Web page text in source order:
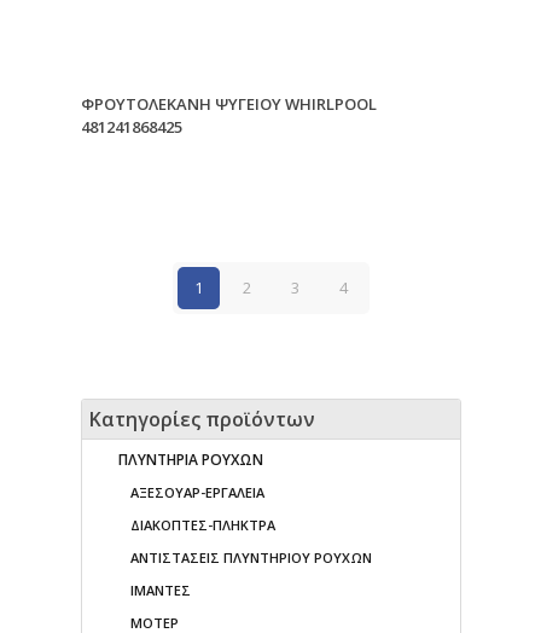
ΦΡΟΥΤΟΛΕΚΑΝΗ ΨΥΓΕΙΟΥ WHIRLPOOL
481241868425
1 2 3 4
Κατηγορίες προϊόντων
ΠΛΥΝΤΗΡΙΑ ΡΟΥΧΩΝ
ΑΞΕΣΟΥΑΡ-ΕΡΓΑΛΕΙΑ
ΔΙΑΚΟΠΤΕΣ-ΠΛΗΚΤΡΑ
ΑΝΤΙΣΤΑΣΕΙΣ ΠΛΥΝΤΗΡΙΟΥ ΡΟΥΧΩΝ
ΙΜΑΝΤΕΣ
ΜΟΤΕΡ